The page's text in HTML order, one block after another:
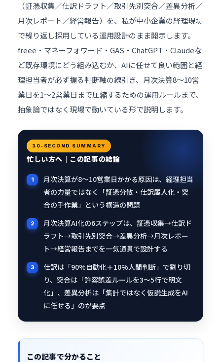
（証憑収集／仕訳ドラフト／取引先別突合／差異分析／
月次レポート／経営報告）を、私が中小企業の経理現場
で繰り返し採用している運用設計のまま開示します。
freee・ マネーフォワード ・GAS・ChatGPT・Claudeな
ど既存環境にどう組み込むか、AIに任せて良い範囲と経
理担当者が必ず握る判断軸の線引き、月次決算8〜10営
業日を1〜2営業日まで圧縮するための運用ルールまで、
抽象論ではなく現場で動いている形で説明します。
30-SECOND SUMMARY
忙しい方へ｜この記事の結論
月次決算が8〜10営業日かかる原因は、経理担当
者の力量ではなく「証憑分散・仕訳属人化・突
合の手作業」という構造の問題
月次決算AI化の6ステップは、証憑収集→仕訳ド
ラフト→取引先別突合→差異分析→月次レポー
ト→経営報告までを一気通貫で設計する
仕訳は「90%自動化＋10%人間判断」で割り切
り、突合は「許容誤差ルールを3〜5行で明文
化」、差異分析は「集計ではなく仮説生成をAI
に任せる」のが要点
この記事で分かること